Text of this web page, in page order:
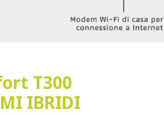
T300
IBRIDI